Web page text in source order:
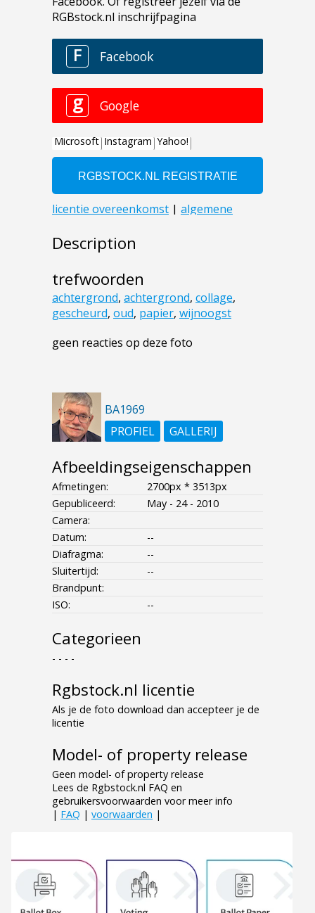
Description
trefwoorden
achtergrond, achtergrond, collage,
gescheurd, oud, papier, wijnoogst
geen reacties op deze foto
BA1969
PROFIEL
GALLERIJ
Afbeeldingseigenschappen
Afmetingen:
2700px * 3513px
Gepubliceerd:
May - 24 - 2010
Camera:
Datum:
--
Diafragma:
--
Sluitertijd:
--
Brandpunt:
ISO:
--
Categorieen
- - - -
Rgbstock.nl licentie
Als je de foto download dan accepteer je de
licentie
Model- of property release
Geen model- of property release
Lees de Rgbstock.nl FAQ en
gebruikersvoorwaarden voor meer info
| FAQ | voorwaarden |